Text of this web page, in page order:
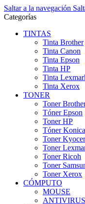
Saltar a la navegación
Categorías
TINTAS
Tinta Brother
Tinta Canon
Tinta Epson
Tinta HP
Tinta
Tinta Xerox
TONER
Toner
Tóner Epson
Toner HP
Tóner
Toner
Toner
Toner Ricoh
Toner
Toner Xerox
CÓMPUTO
MOUSE
ANTIVIRUS